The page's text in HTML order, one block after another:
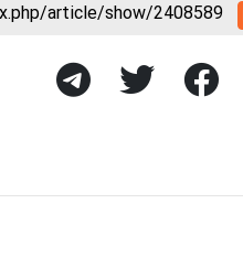
article/show/2408589